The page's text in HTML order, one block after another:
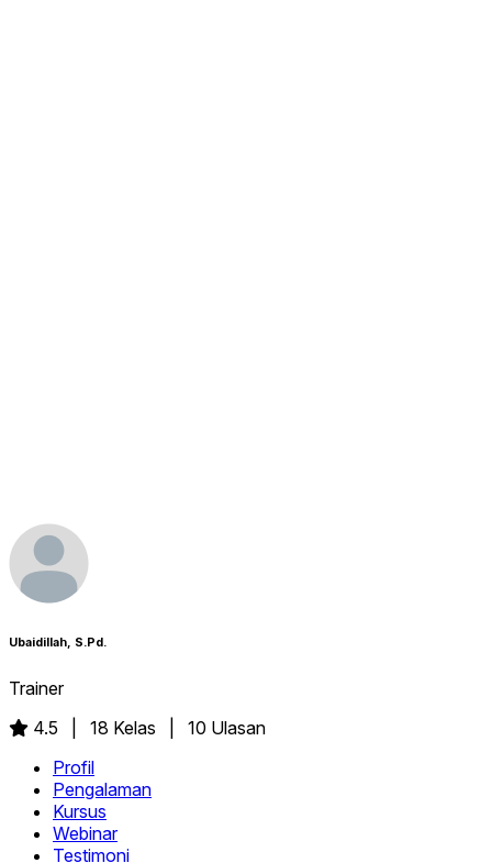
Ubaidillah, S.Pd.
Trainer
4.5 | 18 Kelas | 10 Ulasan
Profil
Pengalaman
Kursus
Webinar
Testimoni